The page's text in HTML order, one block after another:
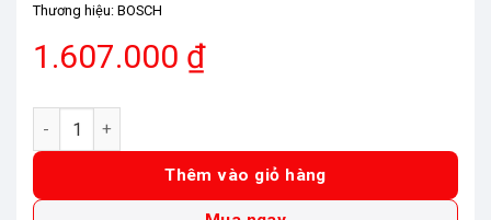
Thương hiệu: BOSCH
1.607.000 ₫
Máy khoan động lực GSB 600 (bộ hộp công cụ) số lượng
Thêm vào giỏ hàng